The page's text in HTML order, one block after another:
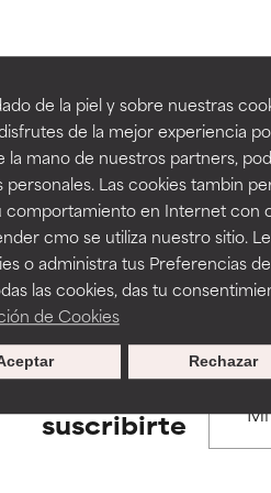
de la piel y sobre nuestras
de la mejor experiencia
mano de nuestros partners,
Las cookies tambin
comportamiento en Internet con
cmo se utiliza nuestro sitio.
o administra tus Preferencias de
las cookies, das tu
de Cookies
Rechazar
SEARCH
dictionary. Regulations
categoría excelente, suelen ser
de una fórmula.
a su apariencia, estabilidad o
suficiente respaldo científico.
evitarlo por su
irritación, inflamación o
o junto con otros
categoría excelente, suelen ser
de una fórmula.
a su apariencia, estabilidad o
suficiente respaldo científico.
evitarlo por su
irritación, inflamación o
o junto con otros
suscribirte